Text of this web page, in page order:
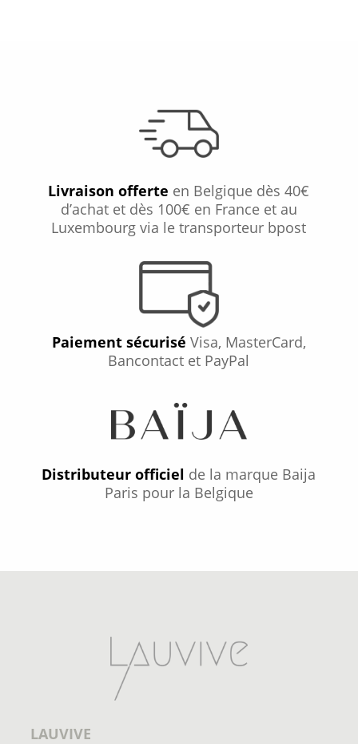
Livraison offerte en Belgique dès 40€
d’achat et dès 100€ en France et au
Luxembourg via le transporteur bpost
Paiement sécurisé Visa, MasterCard,
Bancontact et PayPal
Distributeur officiel de la marque Baija
Paris pour la Belgique
LAUVIVE